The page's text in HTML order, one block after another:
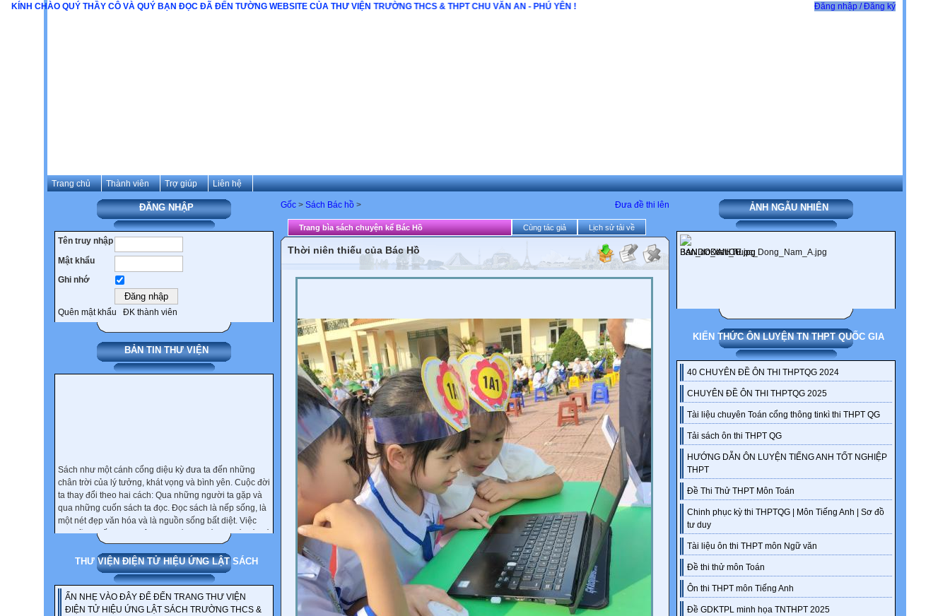
Đăng nhập / Đăng ký
Trang chủ Thành viên Trợ giúp Liên hệ
ĐĂNG NHẬP
Tên truy nhập
Mật khẩu
Ghi nhớ
Quên mật khẩu ĐK thành viên
BẢN TIN THƯ VIỆN
chân trời của lý tưởng, khát vọng và bình yên. Cuộc đời
ta thay đổi theo hai cách: Qua những người ta gặp và
qua những cuốn sách ta đọc. Đọc sách là nếp sống, là
một nét đẹp văn hóa và là nguồn sống bất diệt. Việc
đọc cũng giống như việc học. Có đọc, có học thì mới có
nhân. Thói quen đọc sách chỉ được hình thành và duy
sách là người biết yêu thương bản thân mình và là
người biết trân trọng cuộc sống. Việc đọc một cuốn
sách có đem lại cho bạn lợi ích hay không, phụ thuộc
vào thái độ và tâm thế của bạn khi đọc.
THƯ VIỆN ĐIỆN TỬ HIỆU ỨNG LẬT SÁCH
ẤN NHẸ VÀO ĐÂY ĐỂ ĐẾN TRANG THƯ VIỆN
ĐIỆN TỬ HIỆU ỨNG LẬT SÁCH TRƯỜNG THCS &
ẢNH NGẪU NHIÊN
KIẾN THỨC ÔN LUYỆN TN THPT QUỐC GIA
40 CHUYÊN ĐỀ ÔN THI THPTQG 2024
CHUYÊN ĐỀ ÔN THI THPTQG 2025
Tài liệu chuyên Toán cổng thông tinkì thi THPT QG
Tải sách ôn thi THPT QG
HƯỚNG DẪN ÔN LUYỆN TIẾNG ANH TỐT NGHIỆP
THPT
Đề Thi Thử THPT Môn Toán
Chinh phục kỳ thi THPTQG | Môn Tiếng Anh | Sơ đồ
tư duy
Tài liệu ôn thi THPT môn Ngữ văn
Đề thi thử môn Toán
Ôn thi THPT môn Tiếng Anh
Đề GDKTPL minh họa TNTHPT 2025
Đưa đề thi lên
Gốc > Sách Bác hồ >
Trang bìa sách chuyện kể Bác Hồ Cùng tác giả Lịch sử tải về
Thời niên thiếu của Bác Hồ
KÍNH CHÀO QUÝ THẦY CÔ VÀ QUÝ BẠN ĐỌC ĐÃ ĐẾN TƯỜNG WEBSITE CỦA THƯ VIỆN TRƯỜNG THCS & THPT CHU VĂN AN - PHÚ YÊN !